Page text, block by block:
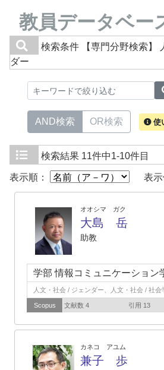
教員データベー
検索条件
【専門分野検索】
ダー
AND検索 OR検索 使
検索結果 11件中1-10件目
表示順： 表示
オオシマ ガク
大島 岳
助教
学部 情報コミュニケーション
人文・社会 / ジェンダー、人文・社会 / 社会
Scopus 文献数 4 引用 13
カネコ アユム
兼子 歩